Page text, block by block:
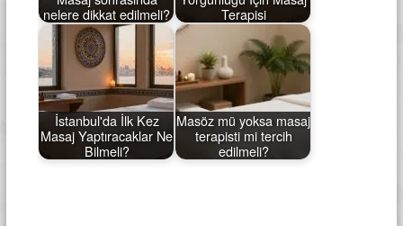
nelere dikkat edilmeli?
Terapisi
İstanbul'da İlk Kez
Masaj Yaptıracaklar Ne
Bilmeli?
Masöz mü yoksa masaj
terapisti mi tercih
edilmeli?